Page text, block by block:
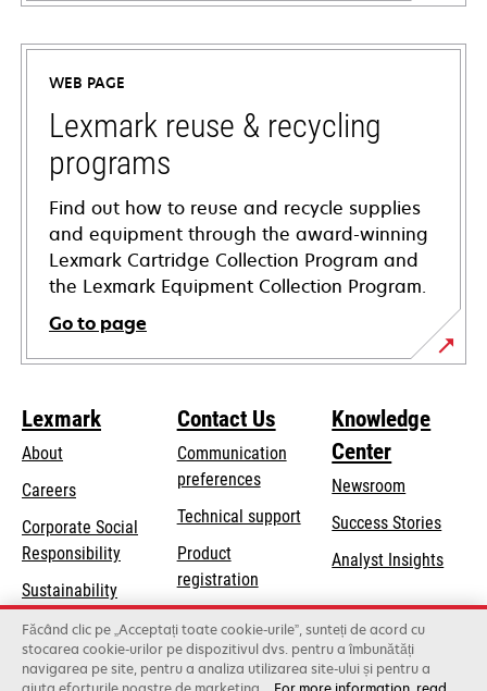
opens
in
new
tab
WEB PAGE
Lexmark reuse & recycling
programs
Find out how to reuse and recycle supplies
and equipment through the award-winning
Lexmark Cartridge Collection Program and
the Lexmark Equipment Collection Program.
Go to page
Lexmark
About
Careers
Corporate Social
Responsibilityopens
a
new
tab
Sustainability
Lexmark Partners
Contact Us
Communication
preferences
Technical supportopens
Product
registration
Find a dealer
List of wholesalers
Knowledge
Center
Newsroom
Success Stories
Analyst Insights
Făcând clic pe „Acceptați toate cookie-urile”, sunteți de acord cu
stocarea cookie-urilor pe dispozitivul dvs. pentru a îmbunătăți
navigarea pe site, pentru a analiza utilizarea site-ului și pentru a